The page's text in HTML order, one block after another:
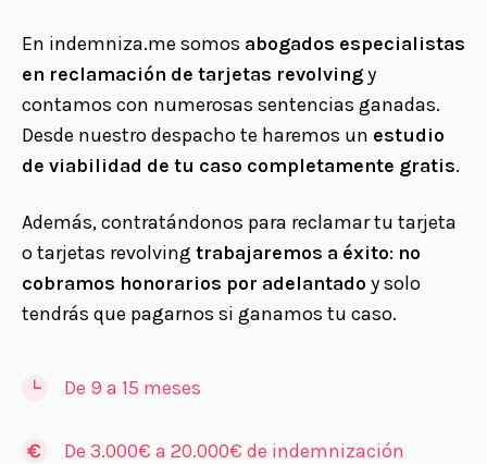
En indemniza.me somos abogados especialistas
en reclamación de tarjetas revolvingy
contamos con numerosas sentencias ganadas.
Desde nuestro despacho te haremos un estudio
de viabilidad de tu caso completamente gratis.
Además, contratándonos para reclamar tu tarjeta
o tarjetas revolving trabajaremos a éxito: no
cobramos honorarios por adelantado y solo
tendrás que pagarnos si ganamos tu caso.
De 9 a 15 meses
De 3.000€ a 20.000€ de indemnización